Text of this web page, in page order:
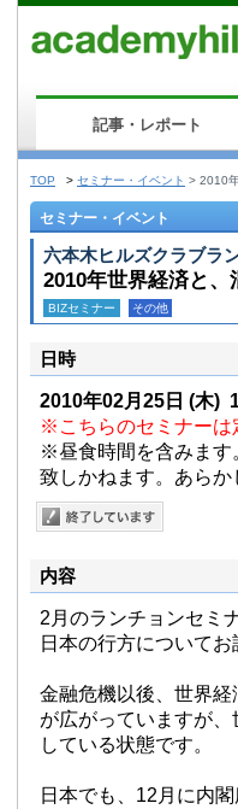
記事・レポート
TOP > セミナー・イベント > 2010
セミナー・イベント
六本木ヒルズクラブラ
2010年世界経済と、
BIZセミナー その他
日時
2010年02月25日 (木)
※こちらのセミナーは
※昼食時間を含みます
致しかねます。あらか
内容
2月のランチョンセミ
日本の行方についてお
金融危機以後、世界
が広がっていますが
している状態です。
日本でも、12月に内